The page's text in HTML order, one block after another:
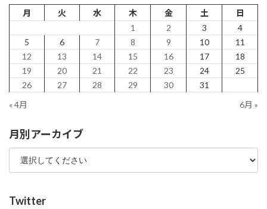
月
火 水 木 金 土
日
1
2 3
4
5
6 7 8 9 10
11
12
13 14 15 16 17
18
19
20 21 22 23 24
25
26
27 28 29 30
31
« 4月
6月 »
月別アーカイブ
Twitter